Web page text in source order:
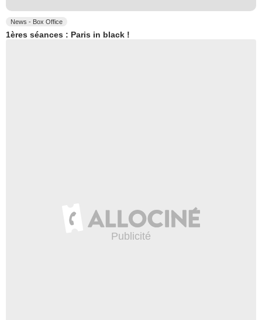
News - Box Office
1ères séances : Paris in black !